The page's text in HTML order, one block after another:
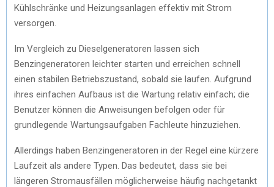
Kühlschränke und Heizungsanlagen effektiv mit Strom
versorgen.
Im Vergleich zu Dieselgeneratoren lassen sich
Benzingeneratoren leichter starten und erreichen schnell
einen stabilen Betriebszustand, sobald sie laufen. Aufgrund
ihres einfachen Aufbaus ist die Wartung relativ einfach; die
Benutzer können die Anweisungen befolgen oder für
grundlegende Wartungsaufgaben Fachleute hinzuziehen.
Allerdings haben Benzingeneratoren in der Regel eine kürzere
Laufzeit als andere Typen. Das bedeutet, dass sie bei
längeren Stromausfällen möglicherweise häufig nachgetankt